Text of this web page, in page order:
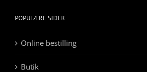
POPULÆRE SIDER
Online bestilling
Butik